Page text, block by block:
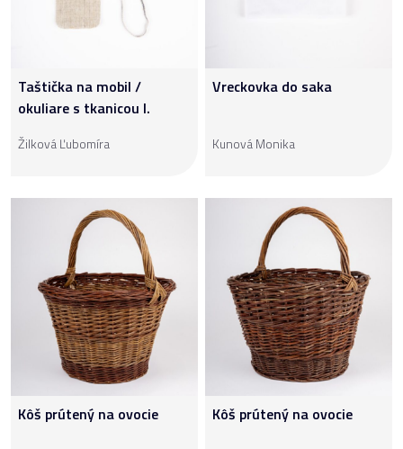
Taštička na mobil /
okuliare s tkanicou I.
Žilková Ľubomíra
Vreckovka do saka
Kunová Monika
Kôš prútený na ovocie Kôš prútený na ovocie